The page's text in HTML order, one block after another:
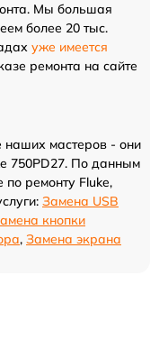
Мы большая
более 20 тыс.
уже имеется
ремонта на сайте
наших мастеров - они
750PD27. По данным
ремонту Fluke,
Замена USB
кнопки
, Замена экрана